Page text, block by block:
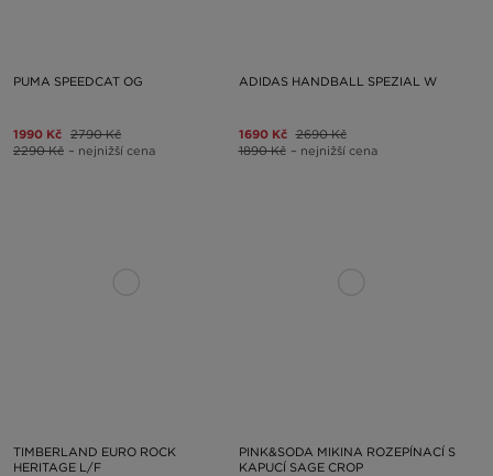
PUMA SPEEDCAT OG
1990 Kč 2790 Kč
2290 Kč – nejnižší cena
ADIDAS HANDBALL SPEZIAL W
1690 Kč 2690 Kč
1890 Kč – nejnižší cena
TIMBERLAND EURO ROCK
HERITAGE L/F
PINK&SODA MIKINA ROZEPÍNACÍ S
KAPUCÍ SAGE CROP